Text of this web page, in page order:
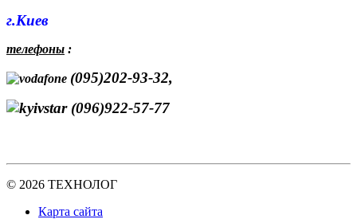
г.Киев
телефоны :
(095)202-93-32,
(096)922-57-77
© 2026 ТЕХНОЛОГ
Карта сайта